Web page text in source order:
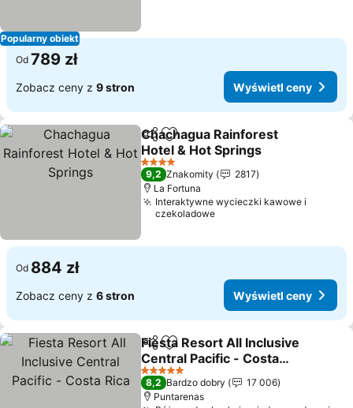
Popularny obiekt
Od 789 zł
Zobacz ceny z 9 stron Wyświetl ceny
Udostępnij
Dodaj do ulubionych
Chachagua Rainforest
Hotel & Hot Springs
Wyświetl ceny
4 Kategoria
9,2 Znakomity
2817
La Fortuna
Interaktywne wycieczki kawowe i
czekoladowe
Od 884 zł
Zobacz ceny z 6 stron Wyświetl ceny
Udostępnij
Dodaj do ulubionych
Fiesta Resort All Inclusive
Central Pacific - Costa
Rica
Wyświetl ceny
5 Kategoria
8,2 Bardzo dobry
17 006
Puntarenas